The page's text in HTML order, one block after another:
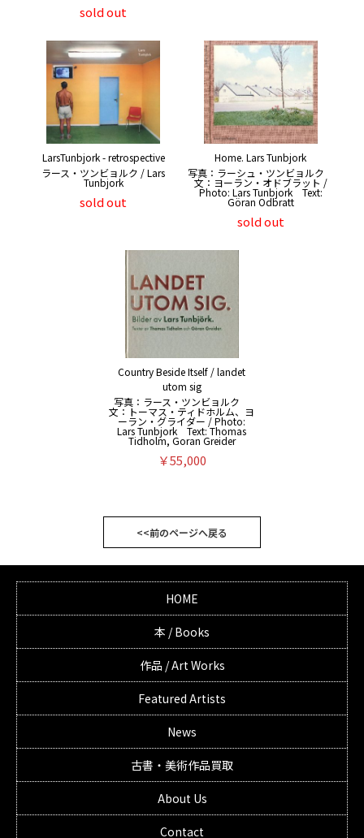
sold out
LarsTunbjork - retrospective
ラース・ツンビョルク / Lars
Tunbjork
sold out
Home. Lars Tunbjork
写真：ラーシュ・ツンビョルク
文：ヨーラン・オドブラット /
Photo: Lars Tunbjork Text:
Göran Odbratt
sold out
Country Beside Itself / landet
utom sig
写真：ラース・ツンビョルク
文：トーマス・ティドホルム、ヨ
ーラン・グライダー / Photo:
Lars Tunbjork Text: Thomas
Tidholm, Goran Greider
￥55,000
<<前のページへ戻る
HOME
本 / Books
作品 / Art Works
Featured Artists
News
古書・美術作品買取
About Us
Contact